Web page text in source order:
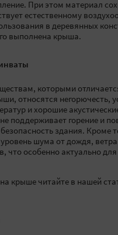
При этом материал
естественному
в деревянных
выполнена крыша.
которыми
относятся негорючесть,
и хорошие
поддерживает горение и
здания. Кроме
шума от дождя, ветра
что особенно актуально
крыше читайте в нашей